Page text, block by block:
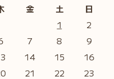
金 土 日
1
2
7 8
9
14 15
16
21 22
23